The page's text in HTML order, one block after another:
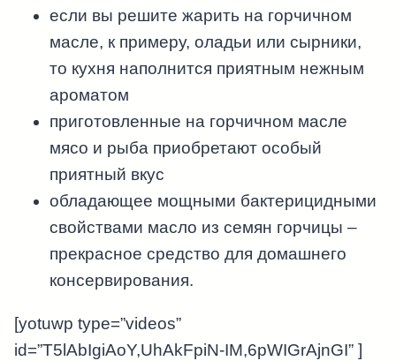
если вы решите жарить на горчичном
масле, к примеру, оладьи или сырники,
то кухня наполнится приятным нежным
ароматом
приготовленные на горчичном масле
мясо и рыба приобретают особый
приятный вкус
обладающее мощными бактерицидными
свойствами масло из семян горчицы –
прекрасное средство для домашнего
консервирования.
[yotuwp type=”videos”
id=”T5lAbIgiAoY,UhAkFpiN-IM,6pWIGrAjnGI” ]